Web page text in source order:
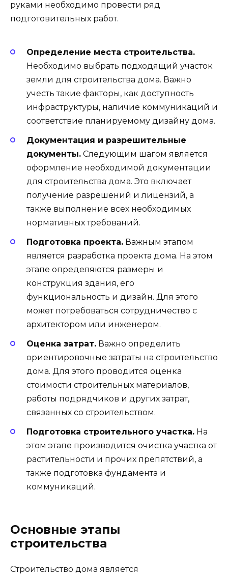
руками необходимо провести ряд
подготовительных работ.
Определение места строительства.
Необходимо выбрать подходящий участок
земли для строительства дома. Важно
учесть такие факторы, как доступность
инфраструктуры, наличие коммуникаций и
соответствие планируемому дизайну дома.
Документация и разрешительные
документы. Следующим шагом является
оформление необходимой документации
для строительства дома. Это включает
получение разрешений и лицензий, а
также выполнение всех необходимых
нормативных требований.
Подготовка проекта. Важным этапом
является разработка проекта дома. На этом
этапе определяются размеры и
конструкция здания, его
функциональность и дизайн. Для этого
может потребоваться сотрудничество с
архитектором или инженером.
Оценка затрат. Важно определить
ориентировочные затраты на строительство
дома. Для этого проводится оценка
стоимости строительных материалов,
работы подрядчиков и других затрат,
связанных со строительством.
Подготовка строительного участка. На
этом этапе производится очистка участка от
растительности и прочих препятствий, а
также подготовка фундамента и
коммуникаций.
Основные этапы
строительства
Строительство дома является